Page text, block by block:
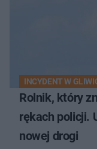
INCYDENT W
Rolnik, który
rękach policji.
nowej drogi